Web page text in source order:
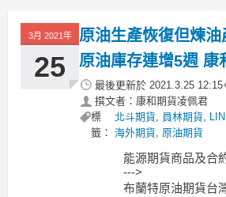
3月 2021年
25
原油生產恢復但煉
原油庫存連增5週 康
最後更新於 2021.3.25 12:15
撰文者：康和期貨凌佩君
標
籤：
北斗期貨, 員林期貨,
海外期貨, 原油期貨
能源期貨商品及合
--->
布蘭特原油期貨台